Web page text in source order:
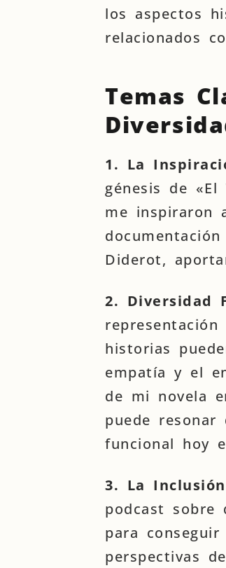
los aspectos
relacionados
Temas
1. La
génesis de
me inspiraron
Diderot,
2. Diversidad
historias
empatía y el
de mi novela
puede resonar
funcional hoy
3. La Inclusión
podcast sobre
para
perspectivas